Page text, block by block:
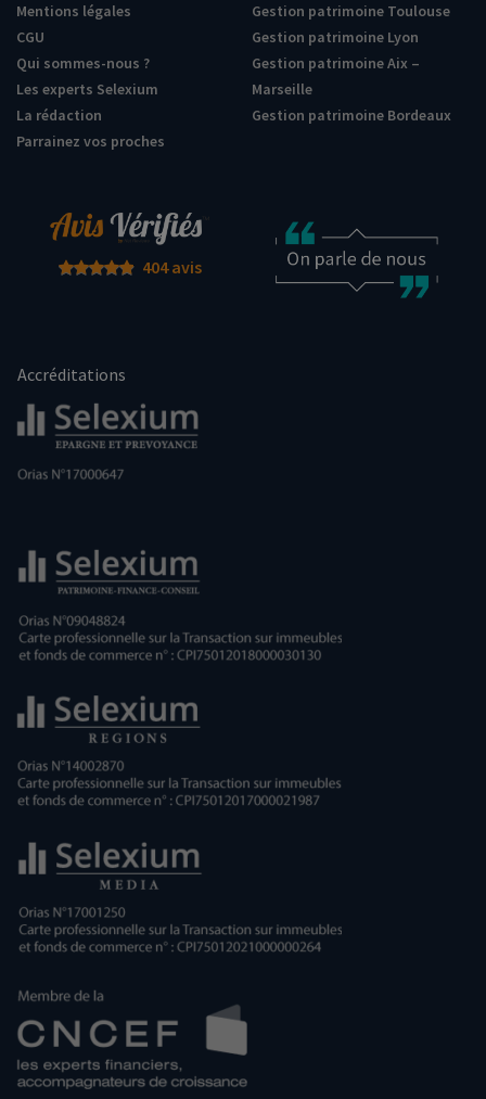
Mentions légales
CGU
Qui sommes-nous ?
Les experts Selexium
La rédaction
Parrainez vos proches
Gestion patrimoine Toulouse
Gestion patrimoine Lyon
Gestion patrimoine Aix –
Marseille
Gestion patrimoine Bordeaux
404 avis
Accréditations